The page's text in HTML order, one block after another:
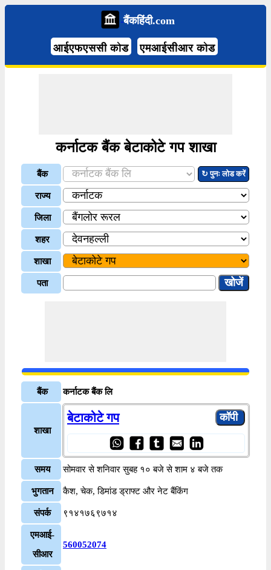
बैंकहिंदी.com
आईएफएससी कोड एमआईसीआर कोड
कर्नाटक बैंक बेटाकोटे गप शाखा
बैंक ↻ पुनः लोड करें
राज्य
जिला
शहर
शाखा
पता
बैंक कर्नाटक बैंक लि
शाखा
बेटाकोटे गप
समय सोमवार से शनिवार सुबह १० बजे से शाम ४ बजे तक
भुगतान कैश, चेक, डिमांड ड्राफ्ट और नेट बैंकिंग
संपर्क ९१४१७६९७१४
एमआई-
सीआर
560052074